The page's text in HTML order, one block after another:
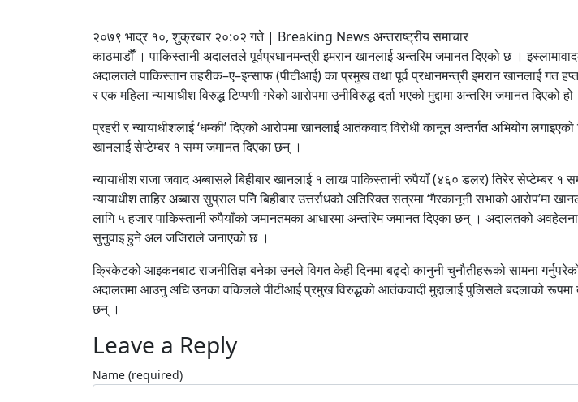
२०७९ भाद्र १०, शुक्रबार २०:०२ गते | Breaking News अन्तराष्ट्रीय समाचार
काठमाडौंँ । पाकिस्तानी अदालतले पूर्वप्रधानमन्त्री इमरान खानलाई अन्तरिम जमानत दिएको छ ।
अदालतले पाकिस्तान तहरीक–ए–इन्साफ (पीटीआई) का प्रमुख तथा पूर्व प्रधानमन्त्री इमरान खानलाई गत
र एक महिला न्यायाधीश विरुद्ध टिप्पणी गरेको आरोपमा उनीविरुद्ध दर्ता भएको मुद्दामा अन्तरिम जमानत दिएको हो
प्रहरी र न्यायाधीशलाई ‘धम्की’ दिएको आरोपमा खानलाई आतंकवाद विरोधी कानून अन्तर्गत अभियोग
खानलाई सेप्टेम्बर १ सम्म जमानत दिएका छन् ।
न्यायाधीश राजा जवाद अब्बासले बिहीबार खानलाई १ लाख पाकिस्तानी रुपैयाँ (४६० डलर) तिरेर सेप्टेम्बर १
न्यायाधीश ताहिर अब्बास सुप्राल पनिे बिहीबार उत्तर्राधको अतिरिक्त सत्रमा ‘गैरकानूनी सभाको आरोप’मा
लागि ५ हजार पाकिस्तानी रुपैयाँको जमानतमका आधारमा अन्तरिम जमानत दिएका छन् । अदालतको अवहेलना
सुनुवाइ हुने अल जजिराले जनाएको छ ।
क्रिकेटको आइकनबाट राजनीतिज्ञ बनेका उनले विगत केही दिनमा बढ्दो कानुनी चुनौतीहरूको सामना
अदालतमा आउनु अघि उनका वकिलले पीटीआई प्रमुख विरुद्धको आतंकवादी मुद्दालाई पुलिसले बदलाको रूपमा
छन् ।
Leave a Reply
Name (required)